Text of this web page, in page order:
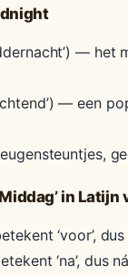
— het
— een
in Latijn
‘voor’,
‘na’, dus